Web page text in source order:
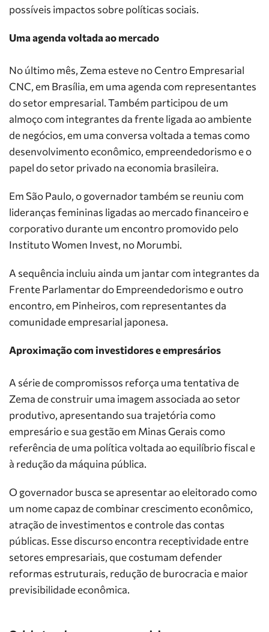
possíveis impactos sobre políticas sociais.
Uma agenda voltada ao mercado
No último mês, Zema esteve no Centro Empresarial
CNC, em Brasília, em uma agenda com representantes
do setor empresarial. Também participou de um
almoço com integrantes da frente ligada ao ambiente
de negócios, em uma conversa voltada a temas como
desenvolvimento econômico, empreendedorismo e o
papel do setor privado na economia brasileira.
Em São Paulo, o governador também se reuniu com
lideranças femininas ligadas ao mercado financeiro e
corporativo durante um encontro promovido pelo
Instituto Women Invest, no Morumbi.
A sequência incluiu ainda um jantar com integrantes da
Frente Parlamentar do Empreendedorismo e outro
encontro, em Pinheiros, com representantes da
comunidade empresarial japonesa.
Aproximação com investidores e empresários
A série de compromissos reforça uma tentativa de
Zema de construir uma imagem associada ao setor
produtivo, apresentando sua trajetória como
empresário e sua gestão em Minas Gerais como
referência de uma política voltada ao equilíbrio fiscal e
à redução da máquina pública.
O governador busca se apresentar ao eleitorado como
um nome capaz de combinar crescimento econômico,
atração de investimentos e controle das contas
públicas. Esse discurso encontra receptividade entre
setores empresariais, que costumam defender
reformas estruturais, redução de burocracia e maior
previsibilidade econômica.